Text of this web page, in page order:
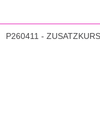
P260411 - ZUSATZKURS